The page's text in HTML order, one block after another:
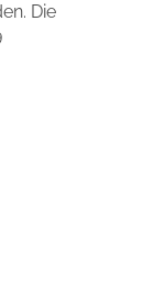
Die